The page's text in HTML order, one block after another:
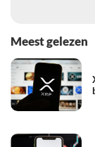
Meest gelezen